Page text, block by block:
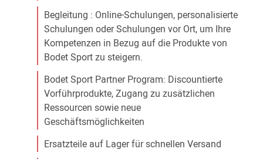
Begleitung : Online-Schulungen, personalisierte
Schulungen oder Schulungen vor Ort, um Ihre
Kompetenzen in Bezug auf die Produkte von
Bodet Sport zu steigern.
Bodet Sport Partner Program: Discountierte
Vorführprodukte, Zugang zu zusätzlichen
Ressourcen sowie neue
Geschäftsmöglichkeiten
Ersatzteile auf Lager für schnellen Versand